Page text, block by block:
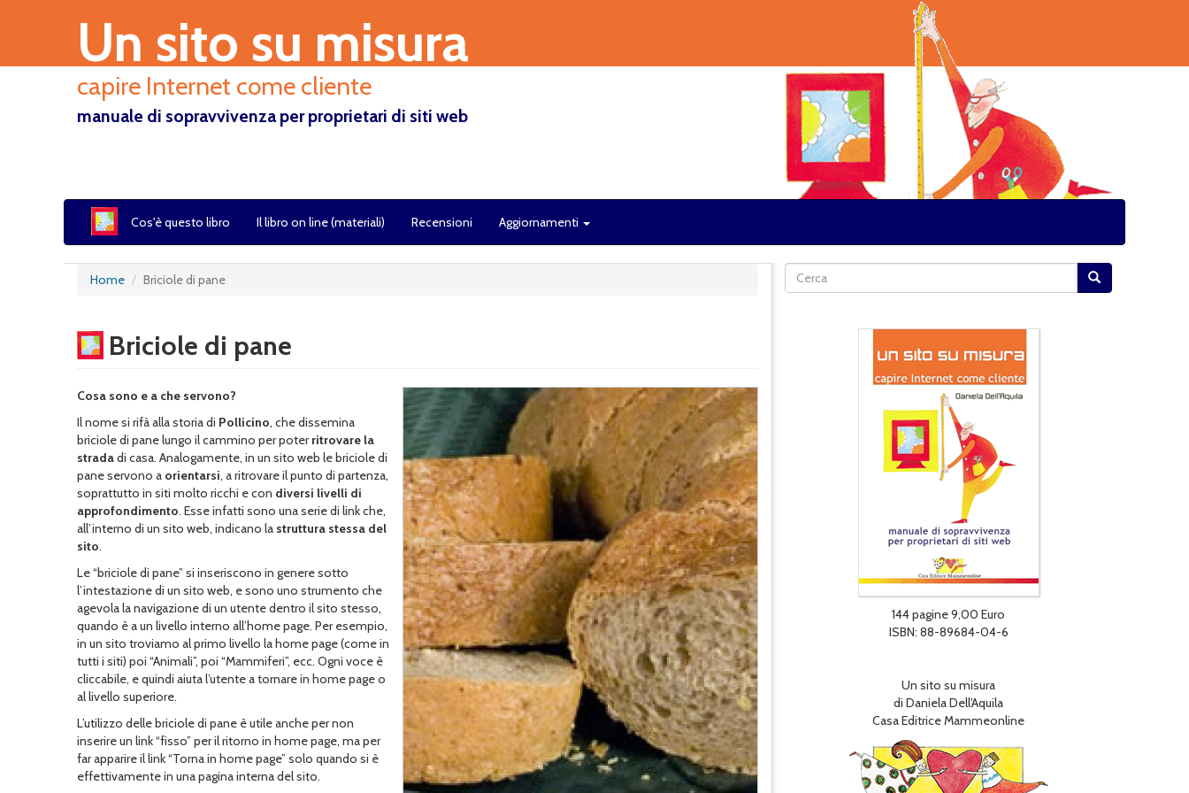
Un sito su misura
capire Internet come cliente
manuale di sopravvivenza per proprietari di siti web
Cos'è questo libro Il libro on line (materiali) Recensioni Aggiornamenti
Home Briciole di pane
Briciole di pane
Cosa sono e a che servono?
Il nome si rifà alla storia di Pollicino, che dissemina
briciole di pane lungo il cammino per poterritrovare la
stradadi casa. Analogamente, in un sito web le briciole di
pane servono a orientarsi, a ritrovare il punto di partenza,
soprattutto in siti molto ricchi e con diversi livelli di
approfondimento. Esse infatti sono una serie di link che,
all’interno di un sito web, indicano la struttura stessa del
sito.
Le “briciole di pane” si inseriscono in genere sotto
l’intestazione di un sito web, e sono uno strumento che
agevola la navigazione di un utente dentro il sito stesso,
quando è a un livello interno all’home page. Per esempio,
in un sito troviamo al primo livello la home page (come in
tutti i siti) poi “Animali”, poi “Mammiferi”, ecc. Ogni voce è
cliccabile, e quindi aiuta l’utente a tornare in home page o
al livello superiore.
L’utilizzo delle briciole di pane è utile anche per non
inserire un link “fisso” per il ritorno in home page, ma per
far apparire il link “Torna in home page” solo quando si è
effettivamente in una pagina interna del sito.
Form di ricerca
144 pagine 9,00 Euro
ISBN: 88-89684-04-6
Un sito su misura
di Daniela Dell'Aquila
Casa Editrice Mammeonline